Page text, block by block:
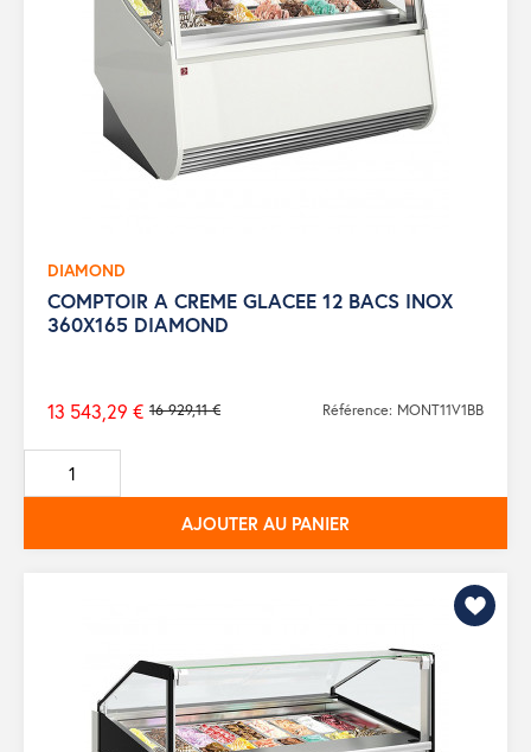
DIAMOND
COMPTOIR A CREME GLACEE 12 BACS INOX
360X165 DIAMOND
Prix
de
base
16 929,11 €
13 543,29 € Référence: MONT11V1BB
AJOUTER AU PANIER